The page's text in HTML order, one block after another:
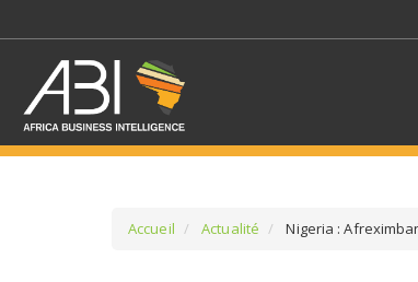
Accueil Actualité Nigeria :